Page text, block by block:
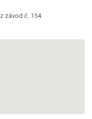
závod č. 154